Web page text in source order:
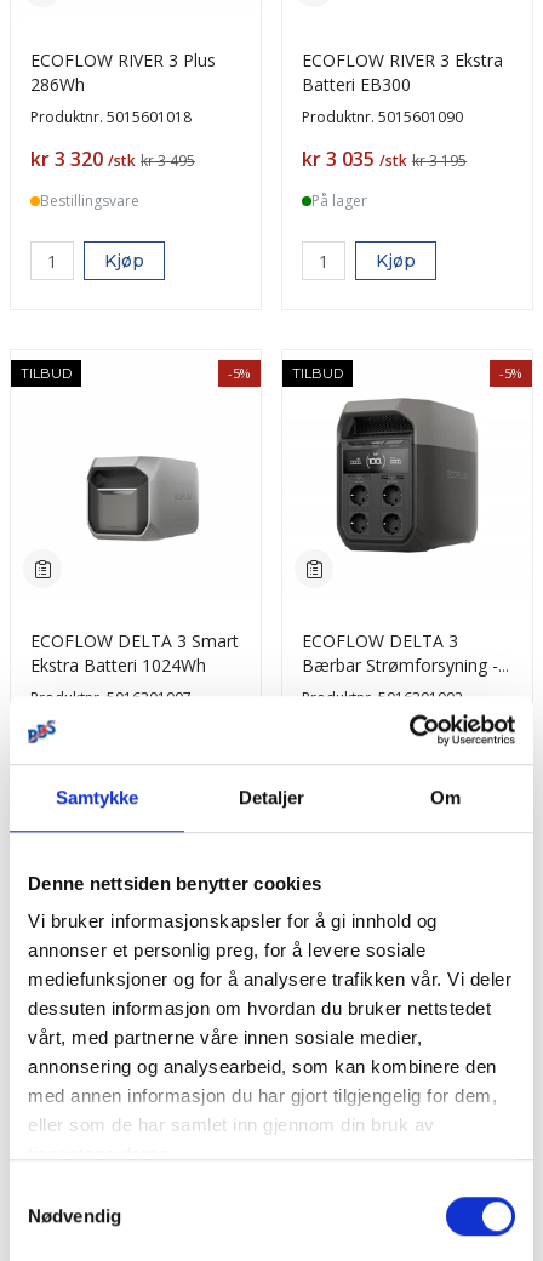
Samtykke Detaljer Om
Denne nettsiden benytter cookies
Vi bruker informasjonskapsler for å gi innhold og
annonser et personlig preg, for å levere sosiale
mediefunksjoner og for å analysere trafikken vår. Vi deler
dessuten informasjon om hvordan du bruker nettstedet
vårt, med partnerne våre innen sosiale medier,
annonsering og analysearbeid, som kan kombinere den
med annen informasjon du har gjort tilgjengelig for dem,
eller som de har samlet inn gjennom din bruk av
Nødvendig
ECOFLOW RIVER 3 Plus
286Wh
Produktnr. 5015601018
Pris
kr 3 320 /stk kr 3 495
Bestillingsvare
Kjøp
ECOFLOW RIVER 3 Ekstra
Batteri EB300
Produktnr. 5015601090
Pris
kr 3 035 /stk kr 3 195
På lager
Kjøp
TILBUD -5%
ECOFLOW DELTA 3 Smart
Ekstra Batteri 1024Wh
Produktnr. 5016201007
Pris
kr 6 835
TILBUD -5%
ECOFLOW DELTA 3
Bærbar Strømforsyning -
LPS - 1024Wh - 1800W
Produktnr. 5016301002
kr 10 495
TILBUD -5%
ECOFLOW DELTA 3 PLUS
TILBUD
ECOFLOW DELTA Pro 3